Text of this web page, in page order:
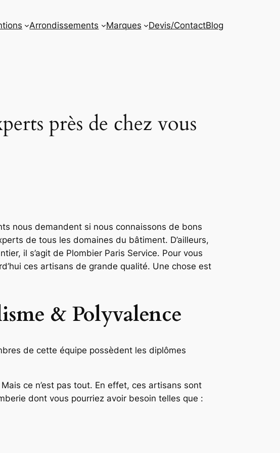
Arrondissements Marques Devis/ContactBlog
près de chez vous
nous demandent si nous connaissons de bons
de tous les domaines du bâtiment. D’ailleurs,
il s’agit de Plombier Paris Service. Pour vous
ces artisans de grande qualité. Une chose est
& Polyvalence
de cette équipe possèdent les diplômes
ce n’est pas tout. En effet, ces artisans sont
dont vous pourriez avoir besoin telles que :